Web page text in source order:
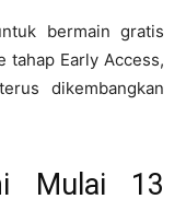
bermain gratis
tahap Early Access,
dikembangkan
Mulai 13